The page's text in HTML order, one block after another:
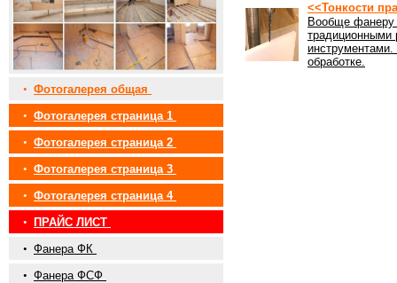
• Фотогалерея общая
• Фотогалерея страница 1
• Фотогалерея страница 2
• Фотогалерея страница 3
• Фотогалерея страница 4
•
ПРАЙС ЛИСТ
• Фанера ФК
• Фанера ФСФ
<<Тонкости
Вообще фанеру
традиционными
обработке.